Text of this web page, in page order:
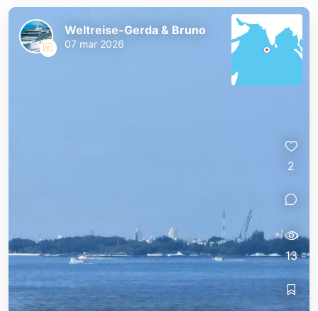
Weltreise-Gerda & Bruno
Weltreise-Gerda & Bruno
Weltreise-Gerda & Bruno
07 mar 2026
2
13